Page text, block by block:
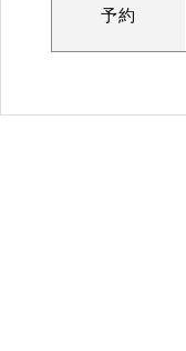
予約